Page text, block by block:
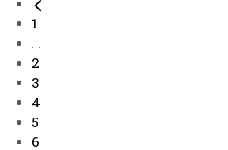
1
...
2
3
4
5
6